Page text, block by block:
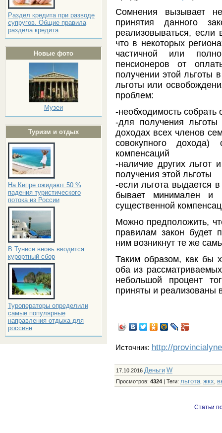
Раздел кредита при разводе
супругов. Общие правила
раздела кредита
Новые фото
Музеи
Туризм и отдых
На Кипре ожидают 50 %
падения туристического
потока из России
В Тунисе вновь вводится
курортный сбор
Туроператоры определили
самые популярные
направления отдыха для
россиян
Сомнения вызывает
принятия данного
реализовываться, если
что в некоторых
частичной или
пенсионеров от
получении этой льготы
льготы или
проблем:
-необходимость собрать
-для получения льготы
доходах всех членов
совокупного дохода)
компенсаций
-наличие других льгот
получения этой льготы
-если льгота выдается
бывает минимален и
существенной
Можно предположить,
правилам закон будет
ним возникнут те же
Таким образом, как бы
оба из
небольшой процент
приняты и реализованы
Источник: http://
17.10.2016 Деньги W
Просмотров: 4324| Теги: льгота, жкх
Статьи